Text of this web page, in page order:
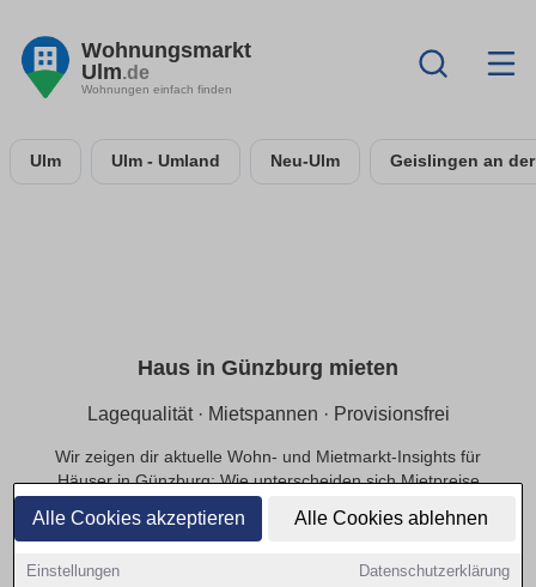
Alle Cookies akzeptieren Alle Cookies ablehnen
Einstellungen Datenschutzerklärung
Wohnungsmarkt
Ulm.de
Wohnungen einfach finden
Ulm Ulm - Umland Neu-Ulm Geislingen an
Haus in Günzburg mieten
Lagequalität · Mietspannen · Provisionsfrei
Wir zeigen dir aktuelle Wohn- und Mietmarkt-Insights für
Häuser in Günzburg: Wie unterscheiden sich Mietpreise
innerhalb der Lage, welche Infrastruktur beeinflusst die
Nachfrage und welche Preisbereiche sind realistisch?
monatlichen Kosten. Mit provisionsfrei als Schwerpunkt